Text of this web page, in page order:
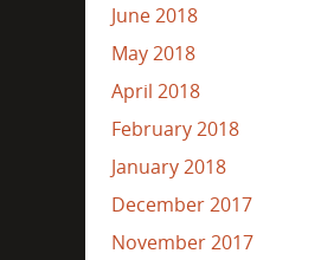
June 2018
May 2018
April 2018
February 2018
January 2018
December 2017
November 2017